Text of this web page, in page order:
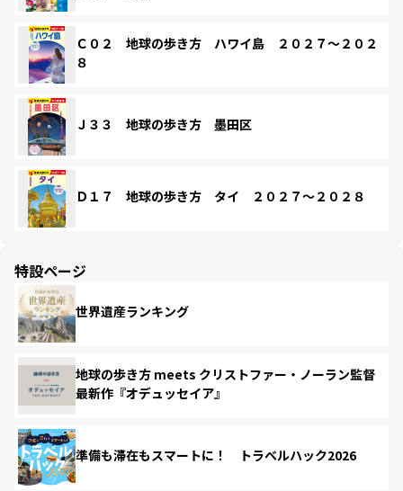
Ｃ０２ 地球の歩き方 ハワイ島 ２０２７～２０２
８
Ｊ３３ 地球の歩き方 墨田区
Ｄ１７ 地球の歩き方 タイ ２０２７～２０２８
特設ページ
世界遺産ランキング
地球の歩き方 meets クリストファー・ノーラン監督
最新作『オデュッセイア』
準備も滞在もスマートに！ トラベルハック2026